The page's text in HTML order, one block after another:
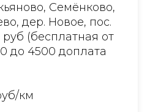
Семёнково,
дер. Новое, пос.
(бесплатная от
до 4500 доплата
км